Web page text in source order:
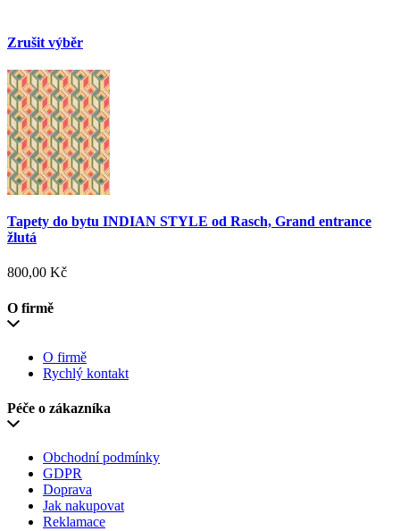
Zrušit výběr
Tapety do bytu INDIAN STYLE od Rasch, Grand entrance
žlutá
800,00 Kč
O firmě
O firmě
Rychlý kontakt
Péče o zákazníka
Obchodní podmínky
GDPR
Doprava
Jak nakupovat
Reklamace